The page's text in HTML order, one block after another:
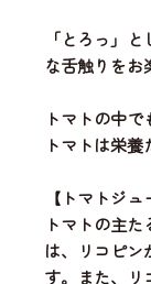
「とろっ」
な舌触りをお
トマトの中
トマトは栄養
【トマトジュ
トマトの主
は、リコピン
す。また、リ